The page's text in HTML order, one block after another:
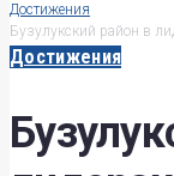
Достижения
Бузулукский район в
Достижения